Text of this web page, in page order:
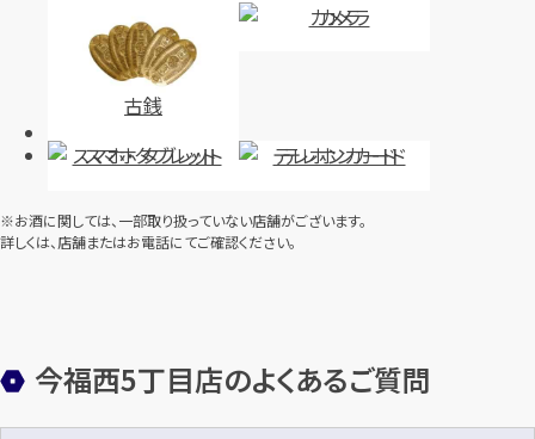
古銭
カメラ
スマホ・タブレット テレホンカード
※お酒に関しては、一部取り扱っていない店舗がございます。
詳しくは、店舗またはお電話にてご確認ください。
今福西5丁目店のよくあるご質問